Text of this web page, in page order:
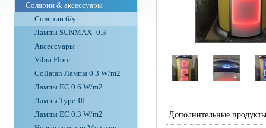
Солярии & аксессуары
Солярии б/у
Лампы SUNMAX- 0.3
Аксессуары
Vibra Floor
Collatan Лампы 0.3 W/m2
Лампы ЕС 0.6 W/m2
Лампы Type-III
Лампы EC 0.3 W/m2
Дополнительные продукты